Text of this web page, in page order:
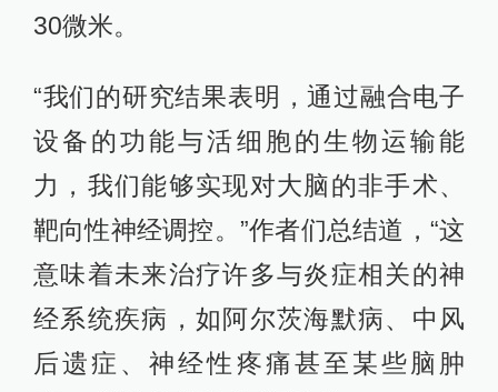
30微米。
“我们的研究结果表明，通过融合电子
设备的功能与活细胞的生物运输能
力，我们能够实现对大脑的非手术、
靶向性神经调控。”作者们总结道，“这
意味着未来治疗许多与炎症相关的神
经系统疾病，如阿尔茨海默病、中风
后遗症、神经性疼痛甚至某些脑肿